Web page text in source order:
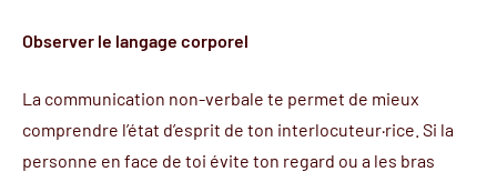
Observer le langage corporel
La communication non-verbale te permet de mieux
comprendre l’état d’esprit de ton interlocuteur·rice. Si la
personne en face de toi évite ton regard ou a les bras